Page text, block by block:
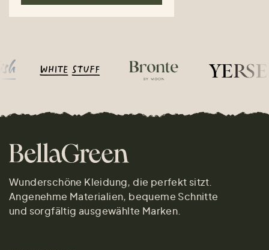
Wunderschöne Kleidung, die perfekt sitzt.
Angenehme Materialien, bequeme Schnitte
und sorgfältig ausgewählte Marken.